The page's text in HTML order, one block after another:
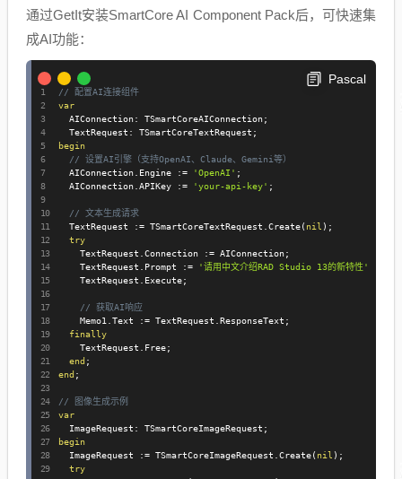
通过GetIt安装SmartCore AI Component Pack后，可快速集
成AI功能：
Pascal
// 配置AI连接组件
var
  AIConnection
: TSmartCoreAIConnection;
  TextRequest
: TSmartCoreTextRequest ;
begin
// 设置AI引擎（支持OpenAI、Claude、Gemini等）
  AIConnection
Engine := 'OpenAI' ;
  AIConnection
APIKey := 'your-api-key' ;
// 文本生成请求
  TextRequest
:= TSmartCoreTextRequest Create( nil ) ;
try
    TextRequest
Connection := AIConnection;
    TextRequest
Prompt := '请用中文介绍RAD Studio 13的新特性'
    TextRequest
Execute;
// 获取AI响应
    Memo1
Text := TextRequest ResponseText ;
finally
    TextRequest
Free;
end ;
end ;
// 图像生成示例
var
  ImageRequest
: TSmartCoreImageRequest ;
begin
  ImageRequest
:= TSmartCoreImageRequest Create( nil ) ;
try